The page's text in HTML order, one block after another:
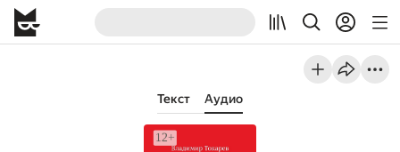
Текст Аудио